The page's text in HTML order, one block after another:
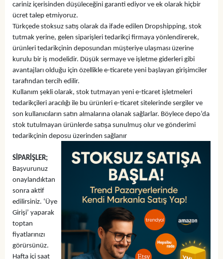
cariniz içerisinden düşüleceğini garanti ediyor ve ek olarak hiçbir
ücret talep etmiyoruz.
Türkçede stoksuz satış olarak da ifade edilen Dropshipping, stok
tutmak yerine, gelen siparişleri tedarikçi firmaya yönlendirerek,
ürünleri tedarikçinin deposundan müşteriye ulaşması üzerine
kurulu bir iş modelidir. Düşük sermaye ve işletme giderleri gibi
avantajları olduğu için özellikle e-ticarete yeni başlayan girişimciler
tarafından tercih edilir.
Kullanım şekli olarak, stok tutmayan yeni e-ticaret işletmeleri
tedarikçileri aracılığı ile bu ürünleri e-ticaret sitelerinde sergiler ve
son kullanıcıların satın almalarına olanak sağlarlar. Böylece depo’da
stok tutulmayan ürünlerde satışa sunulmuş olur ve gönderimi
tedarikçinin deposu üzerinden sağlanır
SİPARİŞLER;
Başvurunuz
onaylandıktan
sonra aktif
edilirsiniz. ‘Üye
Girişi’ yaparak
toptan
fiyatlarınızı
görürsünüz.
Hafta içi saat